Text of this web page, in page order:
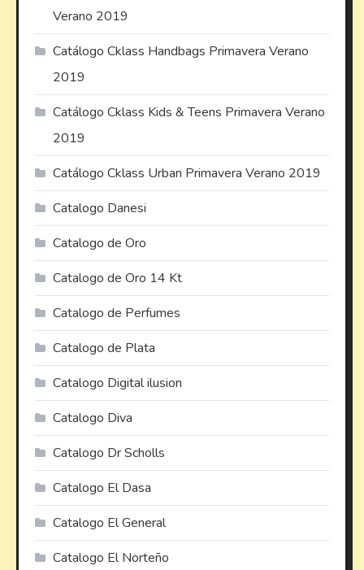
Verano 2019
Catálogo Cklass Handbags Primavera Verano
2019
Catálogo Cklass Kids & Teens Primavera Verano
2019
Catálogo Cklass Urban Primavera Verano 2019
Catalogo Danesi
Catalogo de Oro
Catalogo de Oro 14 Kt
Catalogo de Perfumes
Catalogo de Plata
Catalogo Digital ilusion
Catalogo Diva
Catalogo Dr Scholls
Catalogo El Dasa
Catalogo El General
Catalogo El Norteño